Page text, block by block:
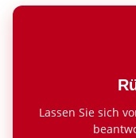
Lassen Sie sich